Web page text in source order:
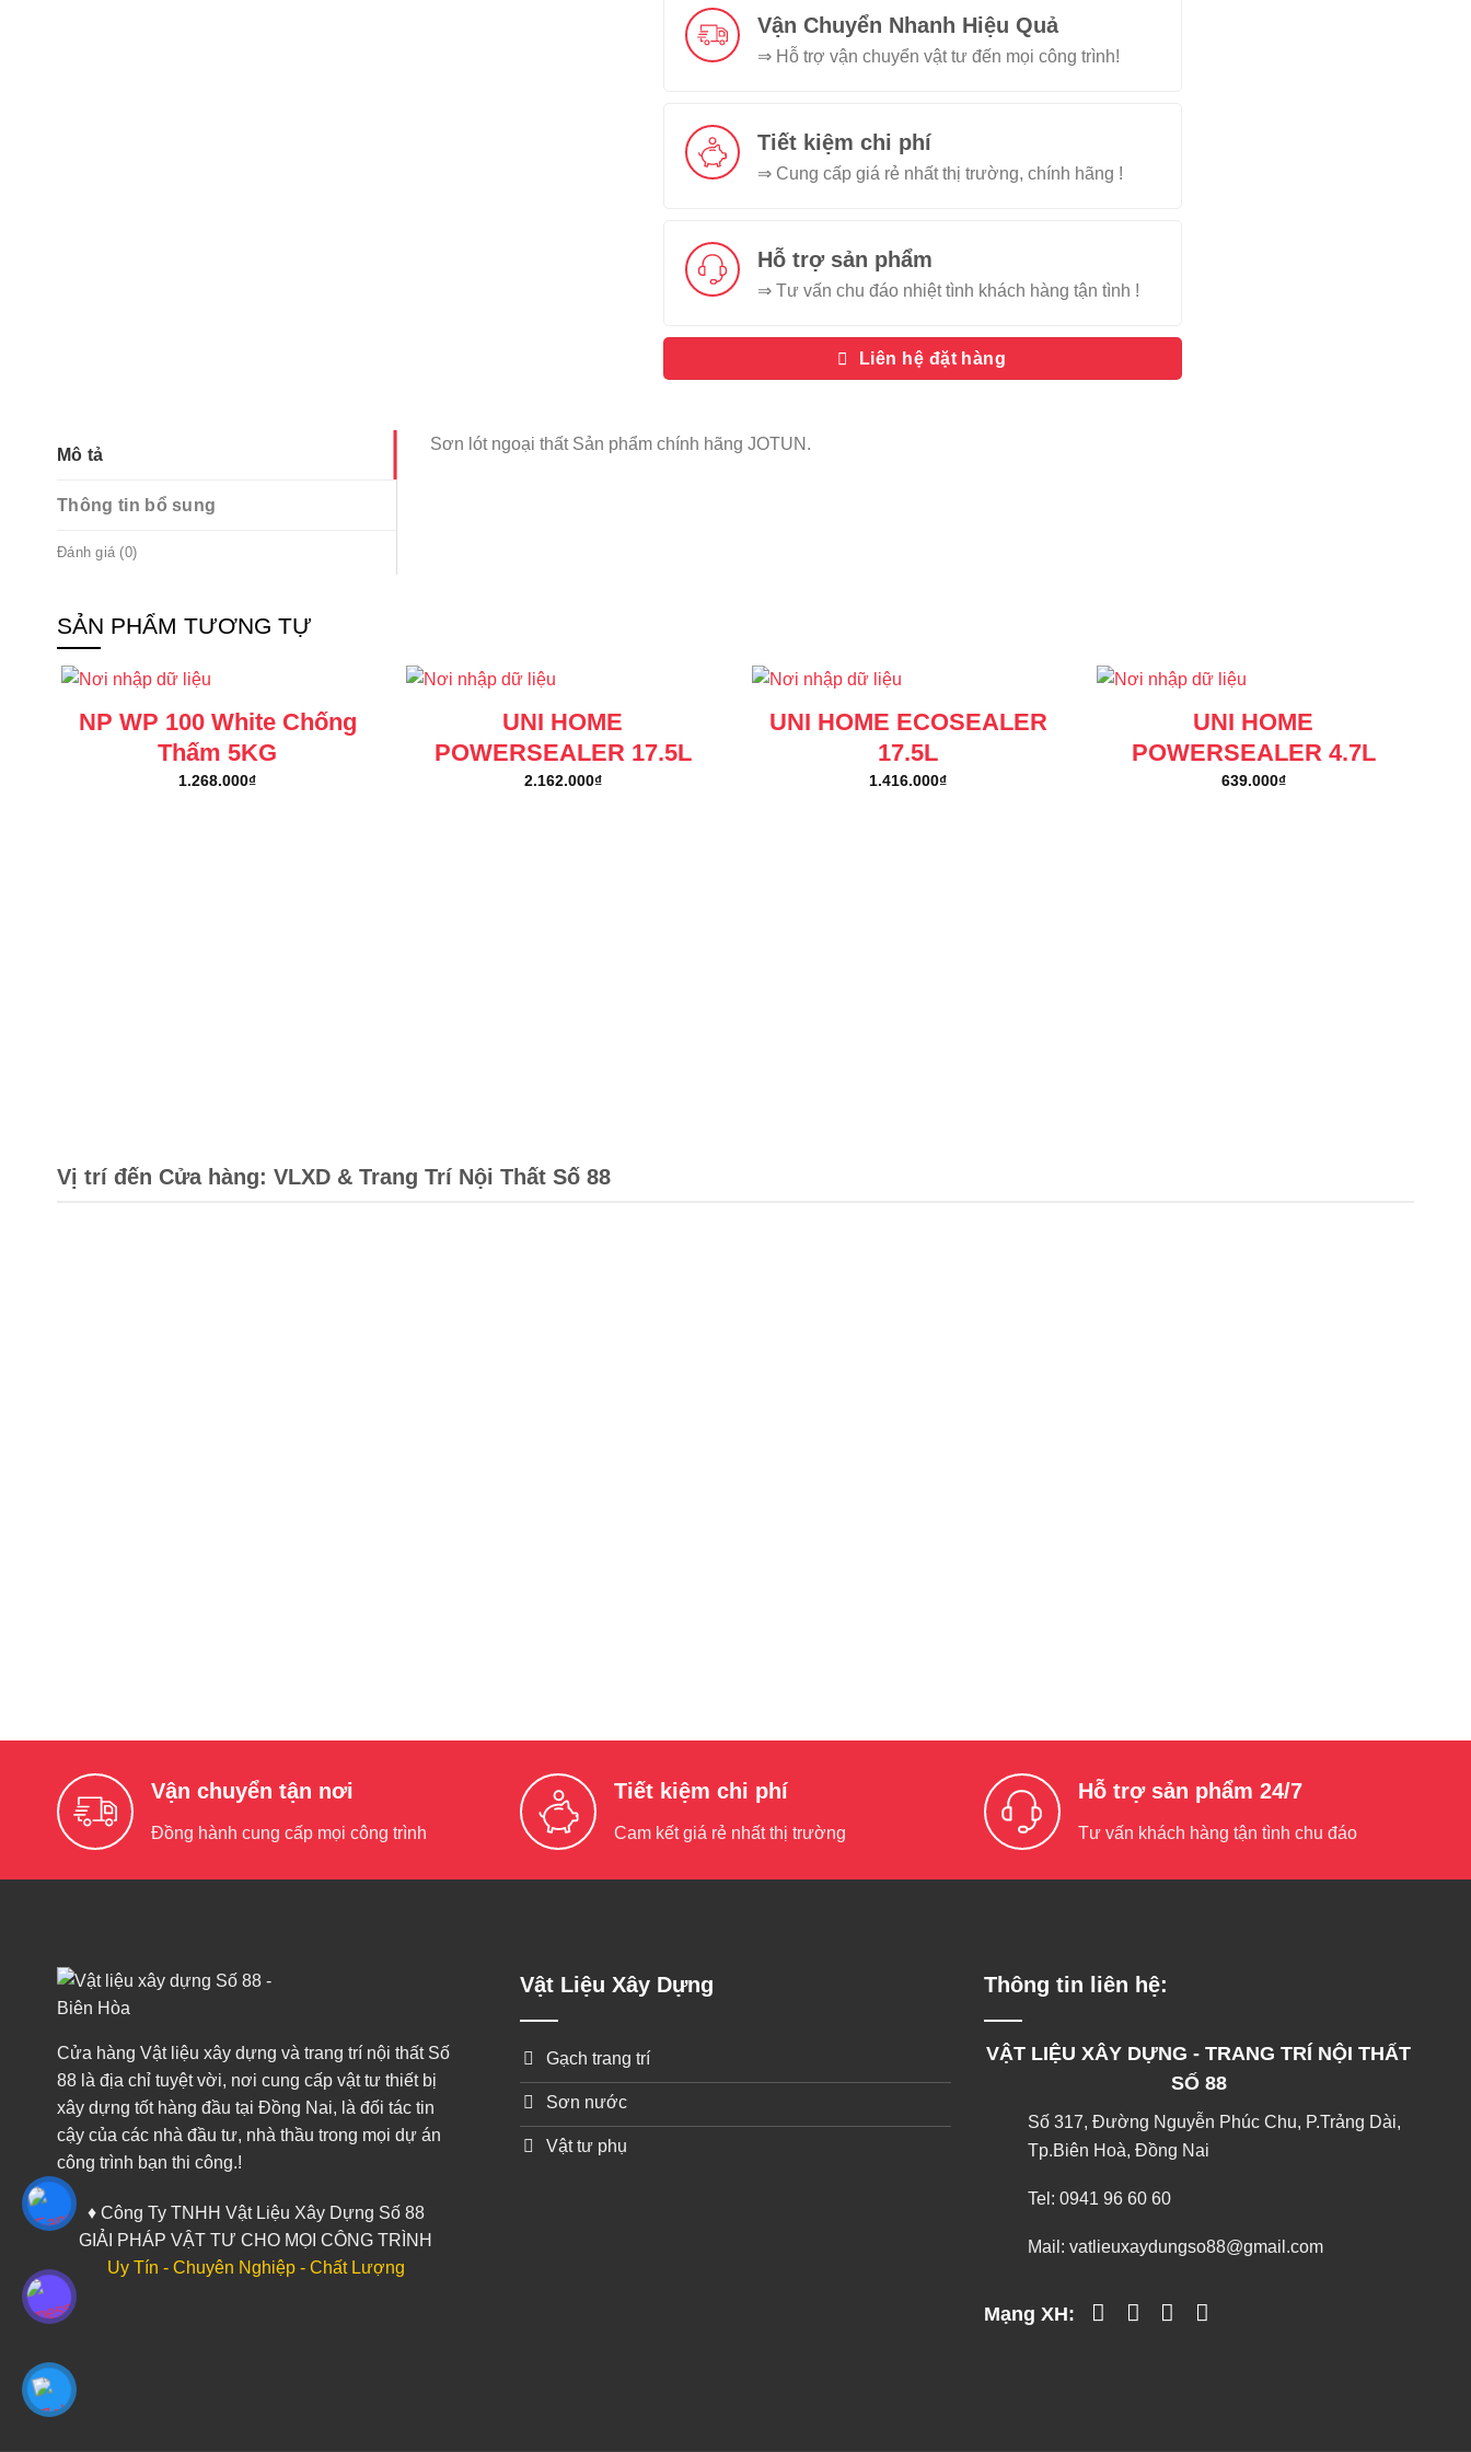
Vận Chuyển Nhanh Hiệu Quả
⇒ Hỗ trợ vận chuyển vật tư đến mọi công trình!
Tiết kiệm chi phí
⇒ Cung cấp giá rẻ nhất thị trường, chính hãng !
Hỗ trợ sản phẩm
⇒ Tư vấn chu đáo nhiệt tình khách hàng tận tình !
Liên hệ đặt hàng
Mô tả
Thông tin bổ sung
Đánh giá (0)
Sơn lót ngoại thất Sản phẩm chính hãng JOTUN.
SẢN PHẨM TƯƠNG TỰ
NP WP 100 White Chống
Thấm 5KG
1.268.000₫
UNI HOME
POWERSEALER 17.5L
2.162.000₫
UNI HOME ECOSEALER
17.5L
1.416.000₫
UNI HOME
POWERSEALER 4.7L
639.000₫
Vị trí đến Cửa hàng: VLXD & Trang Trí Nội Thất Số 88
Vận chuyển tận nơi
Đồng hành cung cấp mọi công trình
Tiết kiệm chi phí
Cam kết giá rẻ nhất thị trường
Hỗ trợ sản phẩm 24/7
Tư vấn khách hàng tận tình chu đáo
Cửa hàng Vật liệu xây dựng và trang trí nội thất Số
88 là địa chỉ tuyệt vời, nơi cung cấp vật tư thiết bị
xây dựng tốt hàng đầu tại Đồng Nai, là đối tác tin
cậy của các nhà đầu tư, nhà thầu trong mọi dự án
công trình bạn thi công.!
♦ Công Ty TNHH Vật Liệu Xây Dựng Số 88
GIẢI PHÁP VẬT TƯ CHO MỌI CÔNG TRÌNH
Uy Tín - Chuyên Nghiệp - Chất Lượng
Vật Liệu Xây Dựng
Gạch trang trí
Sơn nước
Vật tư phụ
Thông tin liên hệ:
VẬT LIỆU XÂY DỰNG - TRANG TRÍ NỘI THẤT
SỐ 88
Số 317, Đường Nguyễn Phúc Chu, P.Trảng Dài,
Tp.Biên Hoà, Đồng Nai
Tel: 0941 96 60 60
Mail: vatlieuxaydungso88@gmail.com
Mạng XH: